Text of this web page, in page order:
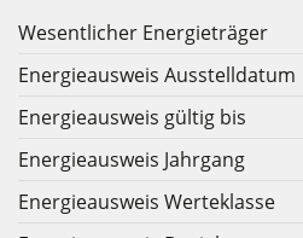
Wesentlicher Energieträger
Energieausweis Ausstelldatum
Energieausweis gültig bis
Energieausweis Jahrgang
Energieausweis Werteklasse